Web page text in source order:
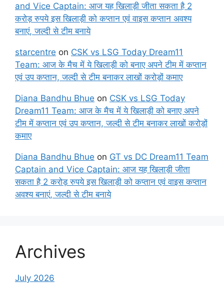
and Vice Captain: आज यह खिलाड़ी जीता सकता है 2
करोड़ रुपये इस खिलाड़ी को कप्तान एवं वाइस कप्तान अवश्य
बनाएं, जल्दी से टीम बनाये
starcentre on CSK vs LSG Today Dream11
Team: आज के मैच में ये खिलाड़ी को बनाए अपने टीम में कप्तान
एवं उप कप्तान, जल्दी से टीम बनाकर लाखों करोड़ों कमाए
Diana Bandhu Bhue on CSK vs LSG Today
Dream11 Team: आज के मैच में ये खिलाड़ी को बनाए अपने
टीम में कप्तान एवं उप कप्तान, जल्दी से टीम बनाकर लाखों करोड़ों
कमाए
Diana Bandhu Bhue on GT vs DC Dream11 Team
Captain and Vice Captain: आज यह खिलाड़ी जीता
सकता है 2 करोड़ रुपये इस खिलाड़ी को कप्तान एवं वाइस कप्तान
अवश्य बनाएं, जल्दी से टीम बनाये
Archives
July 2026